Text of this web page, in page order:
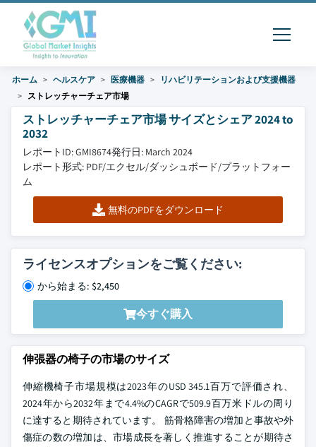
ホーム ヘルスケア 医療機器
リハビリテーションおよび支援機器
ストレッチャーチェア市場
ストレッチャーチェア市場 サイズとシェア 2024 to
2032
レポートID: GMI8674発行日: March 2024
レポート形式: PDF/エクセル/ダッシュボード/プラットフォー
ム
無料のPDFをダウンロード
ライセンスオプションをご覧ください:
から始まる: $2,450
今すぐ購入
伸張器の椅子の市場のサイズ
伸縮機椅子市場規模は2023年のUSD 345.1百万で評価され、
2024年から2032年まで4.4%のCAGRで509.9百万米ドルの周り
に達すると期待されています。 筋骨格障害の増加と事故や外
傷症の数の増加は、市場成長を著しく推進することが期待さ